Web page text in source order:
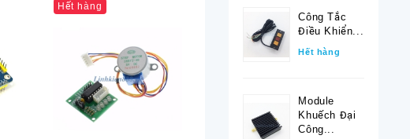
Hết hàng
Công Tắc
Điều Khiển...
Hết hàng
Module
Khuếch Đại
Công...